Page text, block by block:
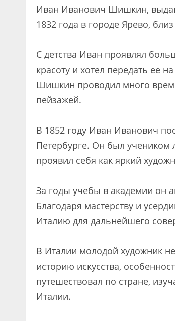
Иван Иванович Шишкин,
1832 года в городе Ярево,
С детства Иван проявлял
красоту и хотел передать ее
Шишкин проводил много
пейзажей.
В 1852 году Иван Иванович
Петербурге. Он был
проявил себя как яркий
За годы учебы в академии он
Благодаря мастерству и
Италию для дальнейшего
В Италии молодой художник
историю искусства,
путешествовал по стране,
Италии.